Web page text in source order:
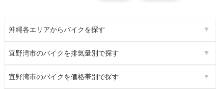
沖縄各エリアからバイクを探す
宜野湾市のバイクを排気量別で探す
宜野湾市のバイクを価格帯別で探す